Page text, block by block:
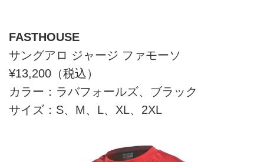
FASTHOUSE
サングアロ ジャージ ファモーソ
¥13,200（税込）
カラー：ラバフォールズ、ブラック
サイズ：S、M、L、XL、2XL